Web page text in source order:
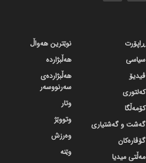
ڕاپۆرت
سیاسی
ڤیدیۆ
کەلتوری
کۆمەڵگا
گه‌شت و گه‌شتیاری
گۆڤاره‌کان
مەڵتی میدیا
نوێترین هەواڵ
هەڵبژاردە
هەڵبژاردەی
سەرنووسەر
وتار
وتووێژ
وەرزش
وێنە